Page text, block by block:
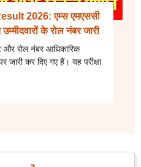
2026: एम्स एमएससी
के रोल नंबर जारी
और रोल नंबर आधिकारिक
कर दिए गए हैं। यह परीक्षा